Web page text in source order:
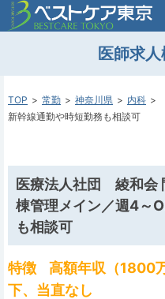
医師がはじめ
医師のための
転職支援
転職支援のお
医師求
TOP 常勤 神奈川県 内科
新幹線通勤や時短勤務も相談可
医療法人社団 綾和会
棟管理メイン／週4～
も相談可
特徴 高額年収（1800
下、当直なし